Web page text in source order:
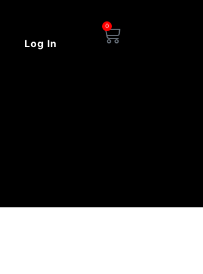
Log In
0
Carrello